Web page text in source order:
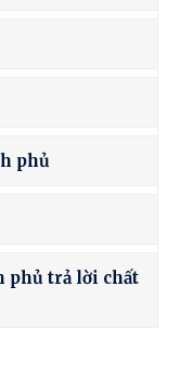
phủ
phủ trả lời chất